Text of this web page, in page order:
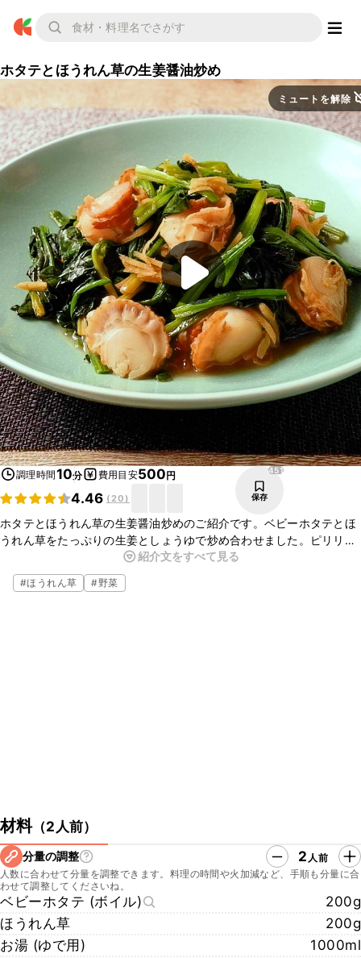
ホタテとほうれん草の生姜醤油炒め
ミュートを解除
調理時間10分 費用目安500円
4.46 (20)
451
保存
ホタテとほうれん草の生姜醤油炒めのご紹介です。ベビーホタテとほ
うれん草をたっぷりの生姜としょうゆで炒め合わせました。ピリリと
した生姜の風味が効いていておいしいですよ。
紹介文をすべて見る
#ほうれん草 #野菜
材料（2人前）
分量の調整 2 人前
人数に合わせて分量を調整できます。料理の時間や火加減など、手順も分量に合
わせて調整してくださいね。
ベビーホタテ (ボイル)
200g
ほうれん草
200g
お湯 (ゆで用)
1000ml